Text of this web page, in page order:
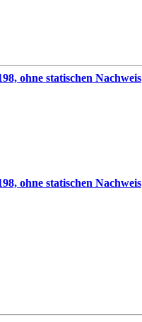
ohne statischen Nachweis
ohne statischen Nachweis